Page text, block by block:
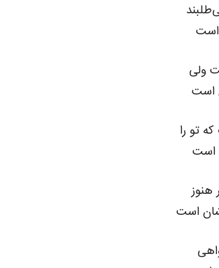
است
ولی
است
تو را
است
هنوز
است